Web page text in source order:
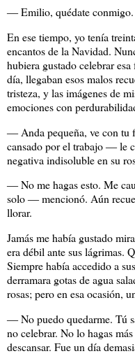
― Emilio, quédate
En ese tiempo, yo tenía
encantos de la Navidad.
hubiera gustado celebrar
día, llegaban esos malos
tristeza, y las imágenes de
emociones con
― Anda pequeña, ve con tu
cansado por el trabajo ― le
negativa indisoluble en su
― No me hagas esto. Me
solo ― mencionó. Aún
llorar.
Jamás me había gustado
era débil ante sus lágrimas.
Siempre había accedido a
derramara gotas de agua
rosas; pero en esa ocasión,
― No puedo quedarme. Tú
no celebrar. No lo hagas
descansar. Fue un día